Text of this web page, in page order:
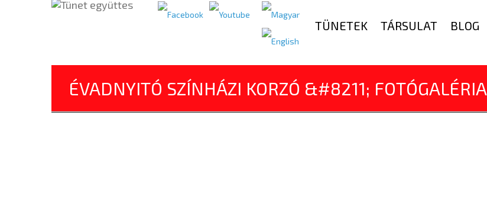
TÜNETEK TÁRSULAT BLOG
ÉVADNYITÓ SZÍNHÁZI KORZÓ &#8211; FOTÓGALÉRIA